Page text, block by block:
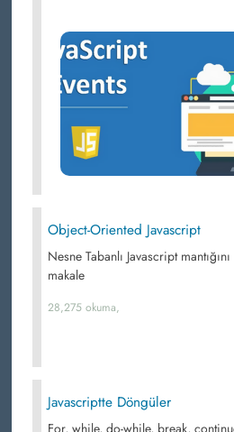
Object-Oriented Javascript
Nesne Tabanlı Javascript
makale
28,275 okuma,
Javascriptte Döngüler
For, while, do-while, break,